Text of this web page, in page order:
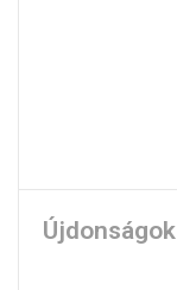
Újdonságok